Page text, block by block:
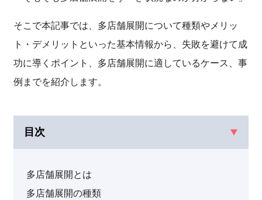
そこで本記事では、多店舗展開について種類やメリッ
ト・デメリットといった基本情報から、失敗を避けて成
功に導くポイント、多店舗展開に適しているケース、事
例までを紹介します。
目次
多店舗展開とは
多店舗展開の種類